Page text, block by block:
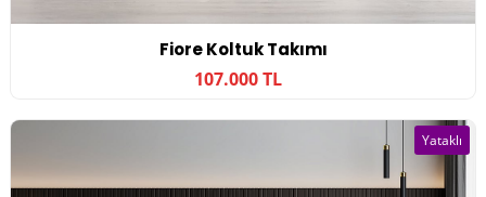
Fiore Koltuk Takımı
107.000 TL
Yataklı